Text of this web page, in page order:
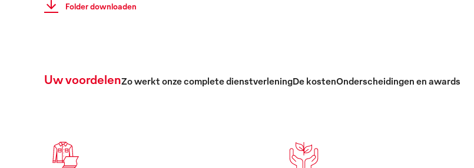
Folder downloaden
Uw voordelenZo werkt onze complete dienstverleningDe kostenOnderscheidingen en awards